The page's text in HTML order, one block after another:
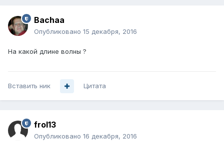
Bachaa
Опубликовано 15 декабря, 2016
На какой длине волны ?
Вставить ник Цитата
frol13
Опубликовано 16 декабря, 2016